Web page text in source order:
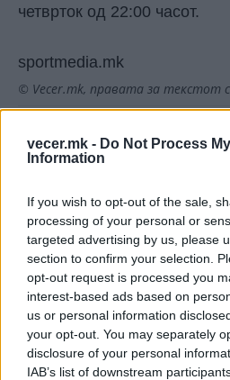
vecer.mk - Do Not Process
Information
If you wish to opt-out of the sale,
processing of your personal or
targeted advertising by us, please
section to confirm your selection.
opt-out request is processed you
interest-based ads based on
us or personal information
your opt-out. You may separately
disclosure of your personal
IAB’s list of downstream
четврток од 22:00 часот.
sportmedia.mk
© Vecer.mk, правата за текстот
УЕФА за
натаму е
Мадрид до
НАЈЧИТАНИ ВО